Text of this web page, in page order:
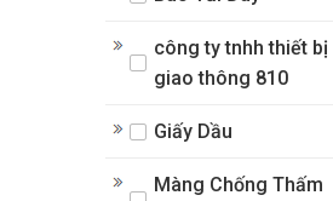
công ty tnhh thiết bị
giao thông 810
Giấy Dầu
Màng Chống Thấm